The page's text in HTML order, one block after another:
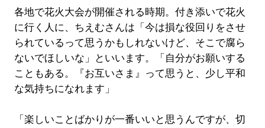
各地で花火大会が開催される時期。付き添いで花火
に行く人に、ちえむさんは「今は損な役回りをさせ
られているって思うかもしれないけど、そこで腐ら
ないでほしいな」といいます。「自分がお願いする
こともある。『お互いさま』って思うと、少し平和
な気持ちになれます」
「楽しいことばかりが一番いいと思うんですが、切